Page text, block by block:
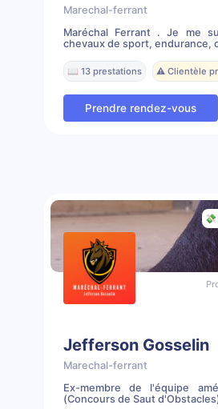
Marechal-ferrant
Maréchal Ferrant . Je me
chevaux de sport, endurance,
📖 13 prestations ⚠️ Clientèle
Prendre rendez-vous
💸
Jefferson Gosselin
Marechal-ferrant
Ex-membre de l'équipe
(Concours de Saut